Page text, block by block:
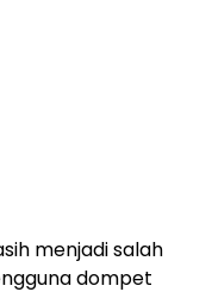
menjadi salah
dompet